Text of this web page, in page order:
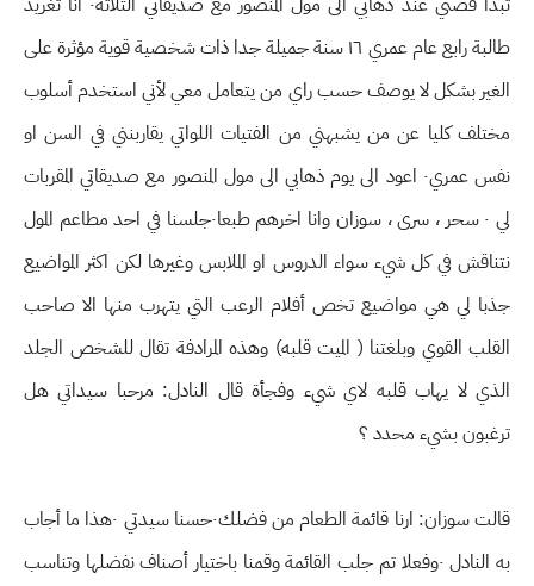
طالبة رابع عام عمري ١٦ سنة جميلة جدا ذات شخصية قوية مؤثرة على
الغير بشكل لا يوصف حسب راي من يتعامل معي لأني استخدم أسلوب
مختلف كليا عن من يشبهني من الفتيات اللواتي يقاربنني في السن او
نفس عمري٠ اعود الى يوم ذهابي الى مول المنصور مع صديقاتي المقربات
لي ٠ سحر ، سرى ، سوزان وانا اخرهم طبعا٠جلسنا في احد مطاعم المول
نتناقش في كل شيء سواء الدروس او الملابس وغيرها لكن اكثر المواضيع
جذبا لي هي مواضيع تخص أفلام الرعب التي يتهرب منها الا صاحب
القلب القوي وبلغتنا ( الميت قلبه) وهذه المرادفة تقال للشخص الجلد
الذي لا يهاب قلبه لاي شيء وفجأة قال النادل: مرحبا سيداتي هل
ترغبون بشيء محدد ؟
قالت سوزان: ارنا قائمة الطعام من فضلك٠حسنا سيدتي ٠هذا ما أجاب
به النادل ٠وفعلا تم جلب القائمة وقمنا باختيار أصناف نفضلها وتناسب